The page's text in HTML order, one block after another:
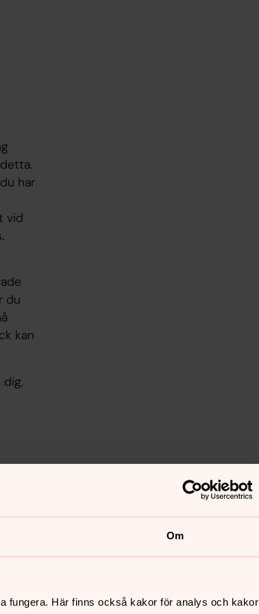
Om
fungera. Här finns också kakor för analys och kakor
har
vid
du
kan